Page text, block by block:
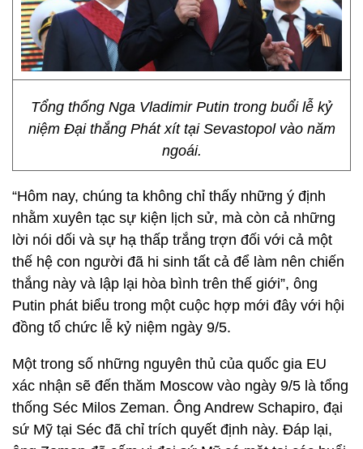
Tổng thống Nga Vladimir Putin trong buổi lễ kỷ
niệm Đại thắng Phát xít tại Sevastopol vào năm
ngoái.
“Hôm nay, chúng ta không chỉ thấy những ý định
nhằm xuyên tạc sự kiện lịch sử, mà còn cả những
lời nói dối và sự hạ thấp trắng trợn đối với cả một
thế hệ con người đã hi sinh tất cả để làm nên chiến
thắng này và lập lại hòa bình trên thế giới”, ông
Putin phát biểu trong một cuộc hợp mới đây với hội
đồng tổ chức lễ kỷ niệm ngày 9/5.
Một trong số những nguyên thủ của quốc gia EU
xác nhận sẽ đến thăm Moscow vào ngày 9/5 là tổng
thống Séc Milos Zeman. Ông Andrew Schapiro, đại
sứ Mỹ tại Séc đã chỉ trích quyết định này. Đáp lại,